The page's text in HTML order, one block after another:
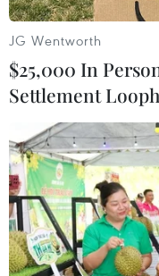
JG Wentworth
$25,000 In
Settlement